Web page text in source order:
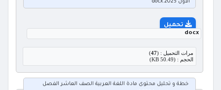
الاول 2025.docx
تحميل
docx
مرات التحميل : (47
)
الحجم : (50.49 KB)
خطة و تحليل محتوى مادة اللغة العربية الصف العاشر الفصل